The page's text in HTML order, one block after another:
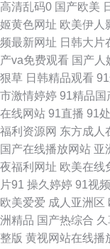
在线 精东无码成人影业
熟妇视频 91视频播放
萝视频麻豆 青青草自拍
妻AV电影 成人视频免
碰免费3级片 国产人妖
网 中日韩欧成人网址
亚洲视频一区91 国产
高清乱码0 国产欧美
姬黄色网址 欧美伊人
频最新网址 日韩大片
产va免费观看 国产人
狠草 日韩精品观看
市激情婷婷 91精品国
在线网站 91直播 91
福利资源网 东方成人
国产在线播放网站 亚
夜福利网址 欧美在线
片91 操久婷婷 91视
欧美爱爱 成人亚洲区
洲精品 国产热综合
整版 黄视网站在线播